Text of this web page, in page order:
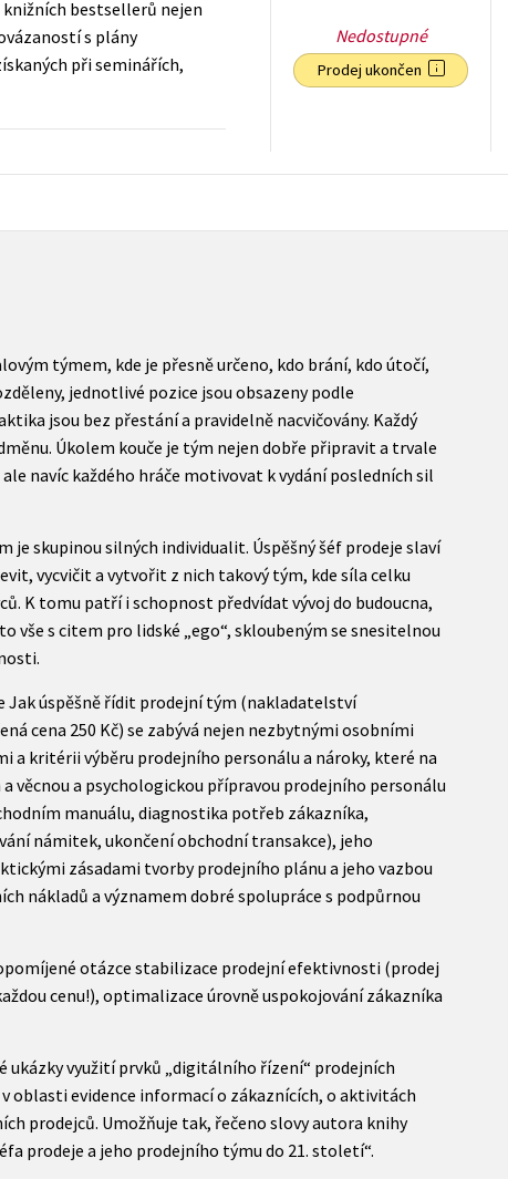
bestsellerů nejen
s plány
při seminářích,
Nedostupné
Prodej ukončen
týmem, kde je přesně určeno, kdo brání, kdo útočí,
jednotlivé pozice jsou obsazeny podle
jsou bez přestání a pravidelně nacvičovány. Každý
Úkolem kouče je tým nejen dobře připravit a trvale
navíc každého hráče motivovat k vydání posledních sil
skupinou silných individualit. Úspěšný šéf prodeje slaví
vycvičit a vytvořit z nich takový tým, kde síla celku
K tomu patří i schopnost předvídat vývoj do budoucna,
vše s citem pro lidské „ego“, skloubeným se snesitelnou
Jak úspěšně řídit prodejní tým (nakladatelství
cena 250 Kč) se zabývá nejen nezbytnými osobními
a kritérii výběru prodejního personálu a nároky, které na
věcnou a psychologickou přípravou prodejního personálu
manuálu, diagnostika potřeb zákazníka,
námitek, ukončení obchodní transakce), jeho
zásadami tvorby prodejního plánu a jeho vazbou
nákladů a významem dobré spolupráce s podpůrnou
otázce stabilizace prodejní efektivnosti (prodej
cenu!), optimalizace úrovně uspokojování zákazníka
využití prvků „digitálního řízení“ prodejních
oblasti evidence informací o zákaznících, o aktivitách
prodejců. Umožňuje tak, řečeno slovy autora knihy
prodeje a jeho prodejního týmu do 21. století“.